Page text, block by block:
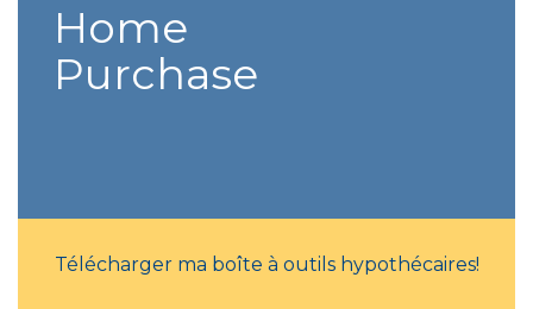
Home
Purchase
Télécharger ma boîte à outils hypothécaires!